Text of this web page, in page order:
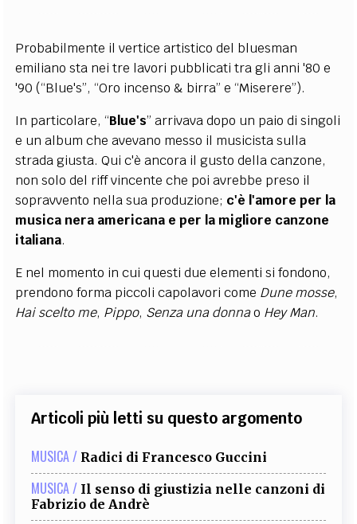
Probabilmente il vertice artistico del bluesman
emiliano sta nei tre lavori pubblicati tra gli anni '80 e
'90 (“Blue's”, “Oro incenso & birra” e “Miserere”).
In particolare, “Blue's” arrivava dopo un paio di singoli
e un album che avevano messo il musicista sulla
strada giusta. Qui c'è ancora il gusto della canzone,
non solo del riff vincente che poi avrebbe preso il
sopravvento nella sua produzione; c'è l'amore per la
musica nera americana e per la migliore canzone
italiana.
E nel momento in cui questi due elementi si fondono,
prendono forma piccoli capolavori come Dune mosse,
Hai scelto me, Pippo, Senza una donnao Hey Man.
Articoli più letti su questo argomento
MUSICA / Radici di Francesco Guccini
MUSICA / Il senso di giustizia nelle canzoni di
Fabrizio de Andrè